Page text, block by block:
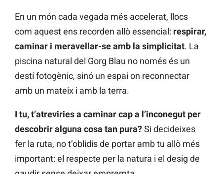
En un món cada vegada més accelerat, llocs
com aquest ens recorden allò essencial: respirar,
caminar i meravellar-se amb la simplicitat. La
piscina natural del Gorg Blau no només és un
destí fotogènic, sinó un espai on reconnectar
amb un mateix i amb la terra.
I tu, t’atreviries a caminar cap a l’inconegut per
descobrir alguna cosa tan pura?Si decideixes
fer la ruta, no t’oblidis de portar amb tu allò més
important: el respecte per la natura i el desig de